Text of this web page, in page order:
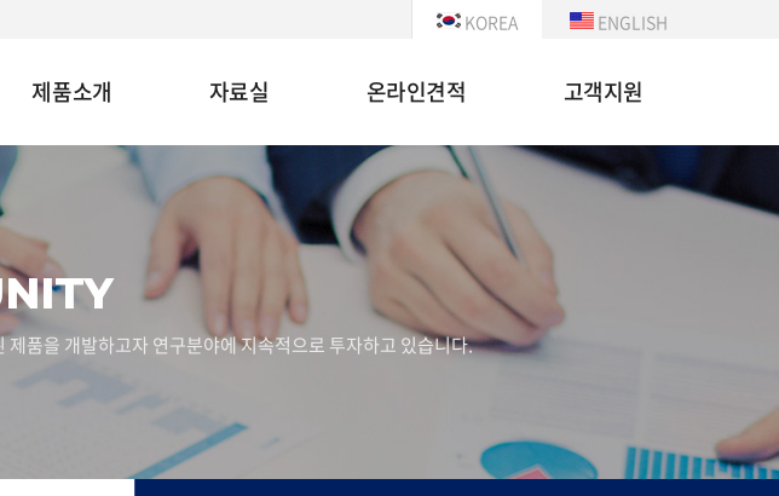
KOREA ENGLISH
제품소개 자료실 온라인견적 고객지원
품을 개발하고자 연구분야에 지속적으로 투자하고 있습니다.